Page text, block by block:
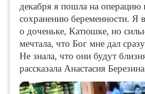
декабря я пошла на операцию
сохранению беременности. Я
о доченьке, Катюшке, но
мечтала, что Бог мне дал
Не знала, что они будут
рассказала Анастасия